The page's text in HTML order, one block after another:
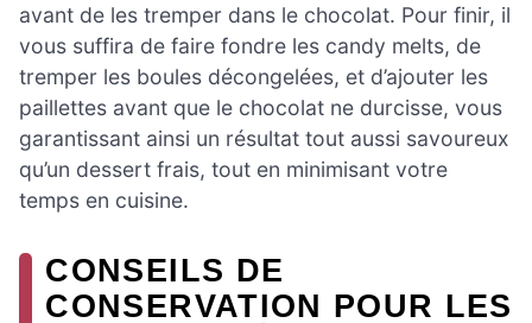
avant de les tremper dans le chocolat. Pour finir, il
vous suffira de faire fondre les candy melts, de
tremper les boules décongelées, et d’ajouter les
paillettes avant que le chocolat ne durcisse, vous
garantissant ainsi un résultat tout aussi savoureux
qu’un dessert frais, tout en minimisant votre
temps en cuisine.
CONSEILS DE
CONSERVATION POUR LES